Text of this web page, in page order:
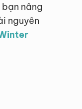
nâng
nguyên